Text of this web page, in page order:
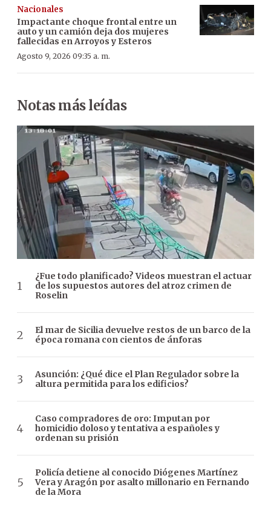
Nacionales
Impactante choque frontal entre un
auto y un camión deja dos mujeres
fallecidas en Arroyos y Esteros
Agosto 9, 2026 09:35 a. m.
Notas más leídas
¿Fue todo planificado? Videos muestran el actuar
de los supuestos autores del atroz crimen de
Roselin
El mar de Sicilia devuelve restos de un barco de la
época romana con cientos de ánforas
Asunción: ¿Qué dice el Plan Regulador sobre la
altura permitida para los edificios?
Caso compradores de oro: Imputan por
homicidio doloso y tentativa a españoles y
ordenan su prisión
Policía detiene al conocido Diógenes Martínez
Vera y Aragón por asalto millonario en Fernando
de la Mora